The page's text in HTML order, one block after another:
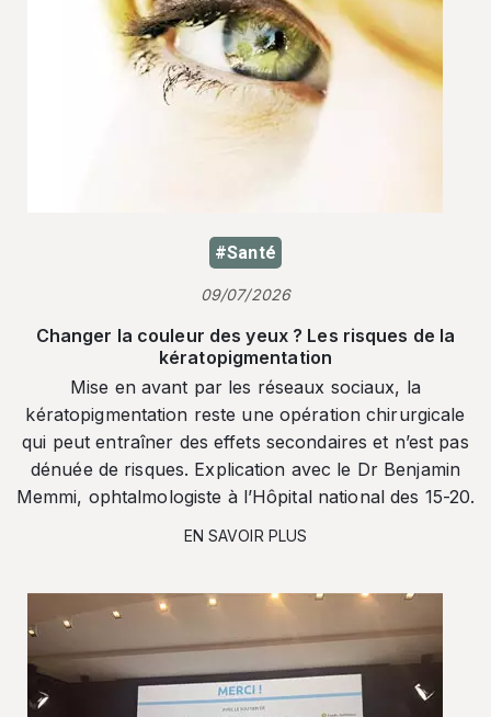
#Santé
09/07/2026
Changer la couleur des yeux ? Les risques de la
kératopigmentation
Mise en avant par les réseaux sociaux, la
kératopigmentation reste une opération chirurgicale
qui peut entraîner des effets secondaires et n’est pas
dénuée de risques. Explication avec le Dr Benjamin
Memmi, ophtalmologiste à l’Hôpital national des 15-20.
EN SAVOIR PLUS